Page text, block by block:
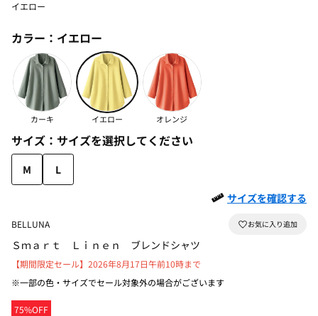
イエロー
カラー： イエロー
カーキ イエロー オレンジ
サイズ： サイズを選択してください
M
L
サイズを確認する
BELLUNA
Ｓｍａｒｔ Ｌｉｎｅｎ ブレンドシャツ
75%OFF
【期間限定セール】2026年8月17日午前10時まで
※一部の色・サイズでセール対象外の場合がございます